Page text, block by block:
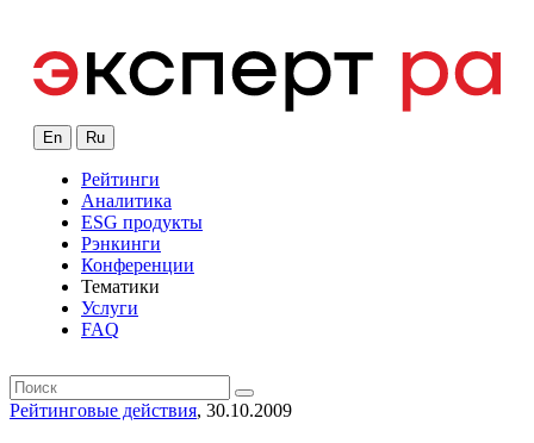
En Ru
Рейтинги
Аналитика
ESG продукты
Рэнкинги
Конференции
Тематики
Услуги
FAQ
Рейтинговые действия, 30.10.2009